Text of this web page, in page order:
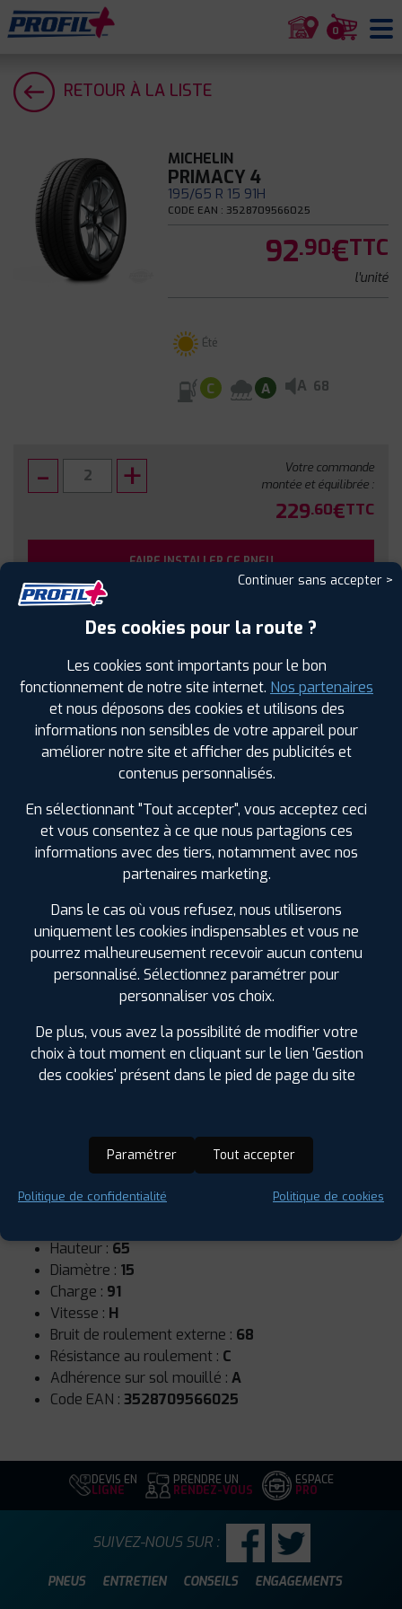
0
RETOUR À LA LISTE
MICHELIN
PRIMACY 4
195/65 R 15 91H
CODE EAN : 3528709566025
92.90€TTC
l'unité
Été
C A A 68
Votre commande
montée et équilibrée :
229.60€TTC
FAIRE INSTALLER CE PNEU
Sous réserve de disponibilité en agence
SPÉCIFICATIONS AVIS CLIENTS ÉTIQUETAGE
Étiquetage
Runflat :Non
Hauteur : 65
Diamètre : 15
Charge : 91
Vitesse : H
Bruit de roulement externe : 68
Résistance au roulement : C
Adhérence sur sol mouillé : A
Code EAN : 3528709566025
DEVIS EN
LIGNE
PRENDRE UN
RENDEZ-VOUS
ESPACE
PRO
PNEUS ENTRETIEN CONSEILS ENGAGEMENTS
SUIVEZ-NOUS SUR :
Continuer sans accepter >
Des cookies pour la route ?
Les cookies sont importants pour le bon
fonctionnement de notre site internet. Nos partenaires
et nous déposons des cookies et utilisons des
informations non sensibles de votre appareil pour
améliorer notre site et afficher des publicités et
contenus personnalisés.
En sélectionnant "Tout accepter", vous acceptez ceci
et vous consentez à ce que nous partagions ces
informations avec des tiers, notamment avec nos
partenaires marketing.
Dans le cas où vous refusez, nous utiliserons
uniquement les cookies indispensables et vous ne
pourrez malheureusement recevoir aucun contenu
personnalisé. Sélectionnez paramétrer pour
personnaliser vos choix.
De plus, vous avez la possibilité de modifier votre
choix à tout moment en cliquant sur le lien 'Gestion
des cookies' présent dans le pied de page du site
Paramétrer Tout accepter
Politique de confidentialité Politique de cookies